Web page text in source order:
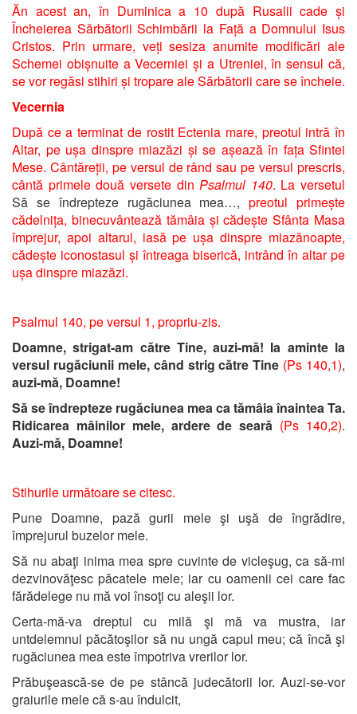
Ăn acest an, în Duminica a 10 după Rusalii cade și
Încheierea Sărbătorii Schimbării la Față a Domnului Isus
Cristos. Prin urmare, veți sesiza anumite modificări ale
Schemei obișnuite a Vecerniei și a Utreniei, în sensul că,
se vor regăsi stihiri și tropare ale Sărbătorii care se încheie.
Vecernia
După ce a terminat de rostit Ectenia mare, preotul intră în
Altar, pe ușa dinspre miazăzi și se așează în fața Sfintei
Mese. Cântăreții, pe versul de rând sau pe versul prescris,
cântă primele două versete din Psalmul 140. La versetul
Să se îndrepteze rugăciunea mea…, preotul primește
cădelnița, binecuvântează tămâia și cădește Sfânta Masa
împrejur, apoi altarul, iasă pe ușa dinspre miazănoapte,
cădește iconostasul și întreaga biserică, intrând în altar pe
ușa dinspre miazăzi.
Psalmul 140, pe versul 1, propriu-zis.
Doamne, strigat-am către Tine, auzi-mă! Ia aminte la
versul rugăciunii mele, când strig către Tine (Ps 140,1),
auzi-mă, Doamne!
Să se îndrepteze rugăciunea mea ca tămâia înaintea Ta.
Ridicarea mâinilor mele, ardere de seară (Ps 140,2).
Auzi-mă, Doamne!
Stihurile următoare se citesc.
Pune Doamne, pază gurii mele şi uşă de îngrădire,
împrejurul buzelor mele.
Să nu abaţi inima mea spre cuvinte de vicleşug, ca să-mi
dezvinovăţesc păcatele mele; iar cu oamenii cei care fac
fărădelege nu mă voi însoţi cu aleşii lor.
Certa-mă-va dreptul cu milă şi mă va mustra, iar
untdelemnul păcătoşilor să nu ungă capul meu; că încă şi
rugăciunea mea este împotriva vrerilor lor.
Prăbuşească-se de pe stâncă judecătorii lor. Auzi-se-vor
graiurile mele că s-au îndulcit,